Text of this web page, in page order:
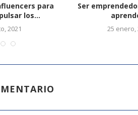
para
los...
2021
Ser
25 enero,